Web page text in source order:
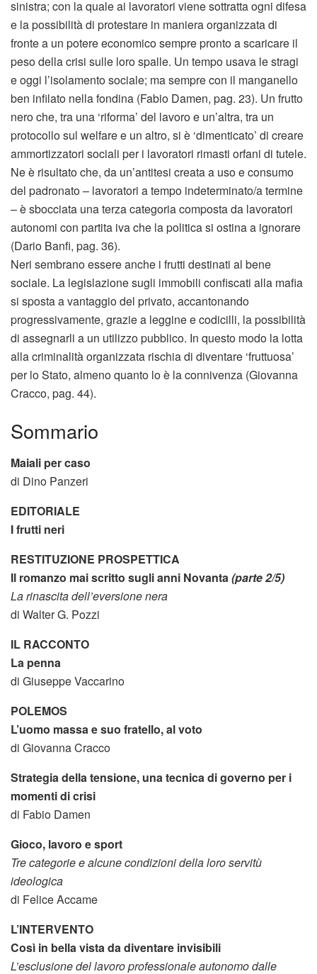
sinistra; con la quale ai lavoratori viene sottratta ogni difesa
e la possibilità di protestare in maniera organizzata di
fronte a un potere economico sempre pronto a scaricare il
peso della crisi sulle loro spalle. Un tempo usava le stragi
e oggi l’isolamento sociale; ma sempre con il manganello
ben infilato nella fondina (Fabio Damen, pag. 23). Un frutto
nero che, tra una ‘riforma’ del lavoro e un’altra, tra un
protocollo sul welfare e un altro, si è ‘dimenticato’ di creare
ammortizzatori sociali per i lavoratori rimasti orfani di tutele.
Ne è risultato che, da un’antitesi creata a uso e consumo
del padronato – lavoratori a tempo indeterminato/a termine
– è sbocciata una terza categoria composta da lavoratori
autonomi con partita iva che la politica si ostina a ignorare
(Dario Banfi, pag. 36).
Neri sembrano essere anche i frutti destinati al bene
sociale. La legislazione sugli immobili confiscati alla mafia
si sposta a vantaggio del privato, accantonando
progressivamente, grazie a leggine e codicilli, la possibilità
di assegnarli a un utilizzo pubblico. In questo modo la lotta
alla criminalità organizzata rischia di diventare ‘fruttuosa’
per lo Stato, almeno quanto lo è la connivenza (Giovanna
Cracco, pag. 44).
Sommario
Maiali per caso
di Dino Panzeri
EDITORIALE
I frutti neri
RESTITUZIONE PROSPETTICA
Il romanzo mai scritto sugli anni Novanta(parte 2/5)
La rinascita dell’eversione nera
di Walter G. Pozzi
IL RACCONTO
La penna
di Giuseppe Vaccarino
POLEMOS
L’uomo massa e suo fratello, al voto
di Giovanna Cracco
Strategia della tensione, una tecnica di governo per i
momenti di crisi
di Fabio Damen
Gioco, lavoro e sport
Tre categorie e alcune condizioni della loro servitù
ideologica
di Felice Accame
L’INTERVENTO
Così in bella vista da diventare invisibili
L’esclusione del lavoro professionale autonomo dalle